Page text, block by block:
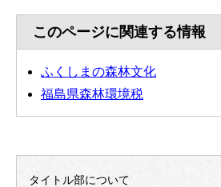
このページに関連する情報
ふくしまの森林文化
福島県森林環境税
タイトル部について